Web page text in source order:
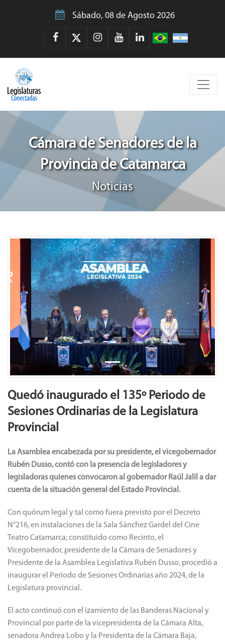
Sábado, 08 de Agosto 2026
Cámara de Senadores de la
Provincia de Catamarca
Noticias
Previous Next
Quedó inaugurado el 135º Periodo de
Sesiones Ordinarias de la Legislatura
Provincial
La Asamblea encabezada por su presidente, el vicegobernador
Rubén Dusso, contó con la presencia de legisladores y
legisladoras quienes convocaron al gobernador Raúl Jalil a dar
cuenta de la situación general del Estado Provincial.
Con quórum legal y tal como fuera previsto por el Decreto
N°216, en instalaciones de la Sala Sánchez Gardel del Cine
Teatro Catamarca; constituido como Recinto, el
Vicegobernador, presidente de la Cámara de Senadores y
Presidente de la Asamblea Legislativa Rubén Dusso, procedió a
inaugurar el Período de Sesiones Ordinarias año 2024, de la
Legislatura provincial.
El acto continuó con el izamiento de las Banderas Nacional y
Provincial por parte de la vicepresidenta de la Cámara Alta,
senadora Andrea Lobo y la Presidenta de la Cámara Baja,